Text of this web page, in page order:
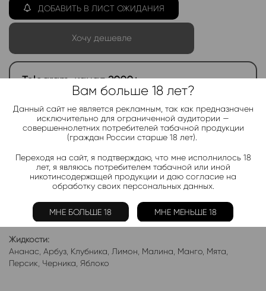
ДОБАВИТЬ В ЛИСТ ОЖИДАНИЯ
Хочу дешевле
Telegram-канал 2000+
Актуальные новинки и акции каждые день!
Подписаться
Добавить в избранное Категории: Жидкость XYLINET
Электронки:
Арбуз Бабл-Гам , Банан Виноград , Вишня
Клубника,Лимон,Манго, Мороженое,Мята,Персик
Фруктовые,Яблоко,Ягодные
Жидкости:
Ананас Арбуз Клубника Лимон Малина Манго Мята
Персик Черника Яблоко
Вам больше 18 лет?
Данный сайт не является рекламным, так как предназначен
исключительно для ограниченной аудитории —
совершеннолетних потребителей табачной продукции
(граждан России старше 18 лет).
Переходя на сайт, я подтверждаю, что мне исполнилось 18
лет, я являюсь потребителем табачной или иной
никотинсодержащей продукции и даю согласие на
обработку своих персональных данных.
МНЕ БОЛЬШЕ 18 МНЕ МЕНЬШЕ 18